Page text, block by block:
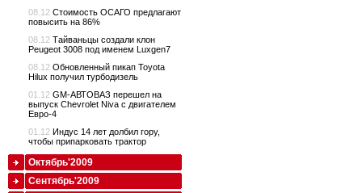
08.12 Стоимость ОСАГО предлагают
повысить на 86%
08.12 Тайваньцы создали клон
Peugeot 3008 под именем Luxgen7
08.12 Обновленный пикап Toyota
Hilux получил турбодизель
01.12 GM-АВТОВАЗ перешел на
выпуск Chevrolet Niva с двигателем
Евро-4
01.12 Индус 14 лет долбил гору,
чтобы припарковать трактор
Октябрь'2009
Сентябрь'2009